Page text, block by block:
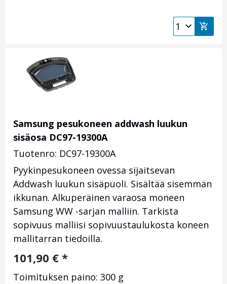
Samsung pesukoneen addwash luukun
sisäosa DC97-19300A
Tuotenro: DC97-19300A
Pyykinpesukoneen ovessa sijaitsevan
Addwash luukun sisäpuoli. Sisältää sisemmän
ikkunan. Alkuperäinen varaosa moneen
Samsung WW -sarjan malliin. Tarkista
sopivuus malliisi sopivuustaulukosta koneen
mallitarran tiedoilla.
101,90 € *
Toimituksen paino: 300 g